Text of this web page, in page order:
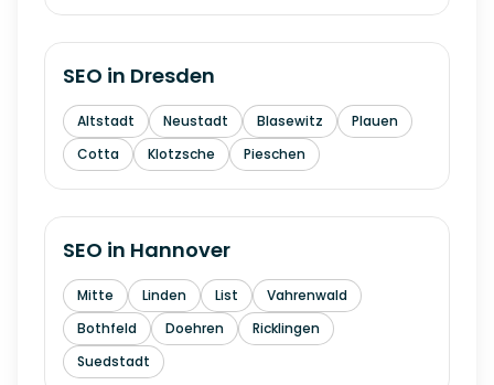
SEO in Dresden
Altstadt Neustadt Blasewitz
Plauen
Cotta
Klotzsche Pieschen
SEO in Hannover
Mitte Linden List
Vahrenwald
Bothfeld
Doehren
Ricklingen
Suedstadt